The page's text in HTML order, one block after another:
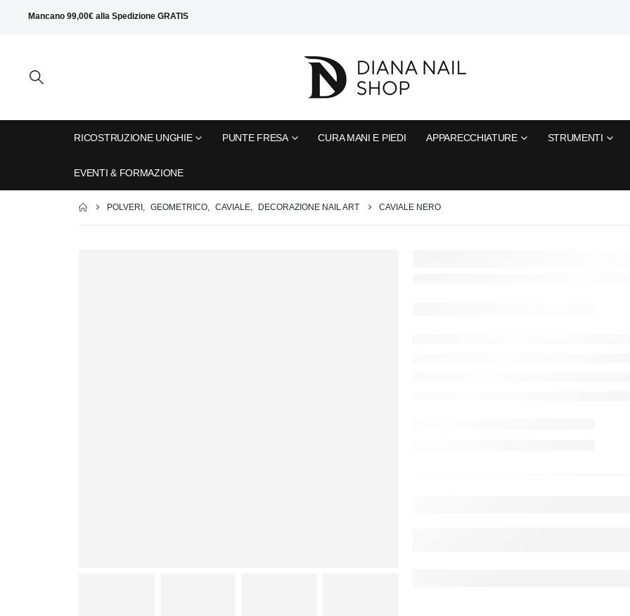
Mancano99,00€ allaSpedizione GRATIS
RICOSTRUZIONE UNGHIE PUNTE FRESA CURA MANI E PIEDI APPARECCHIATURE STRUMENTI
EVENTI & FORMAZIONE
POLVERI GEOMETRICO CAVIALE DECORAZIONE NAIL ART CAVIALE NERO